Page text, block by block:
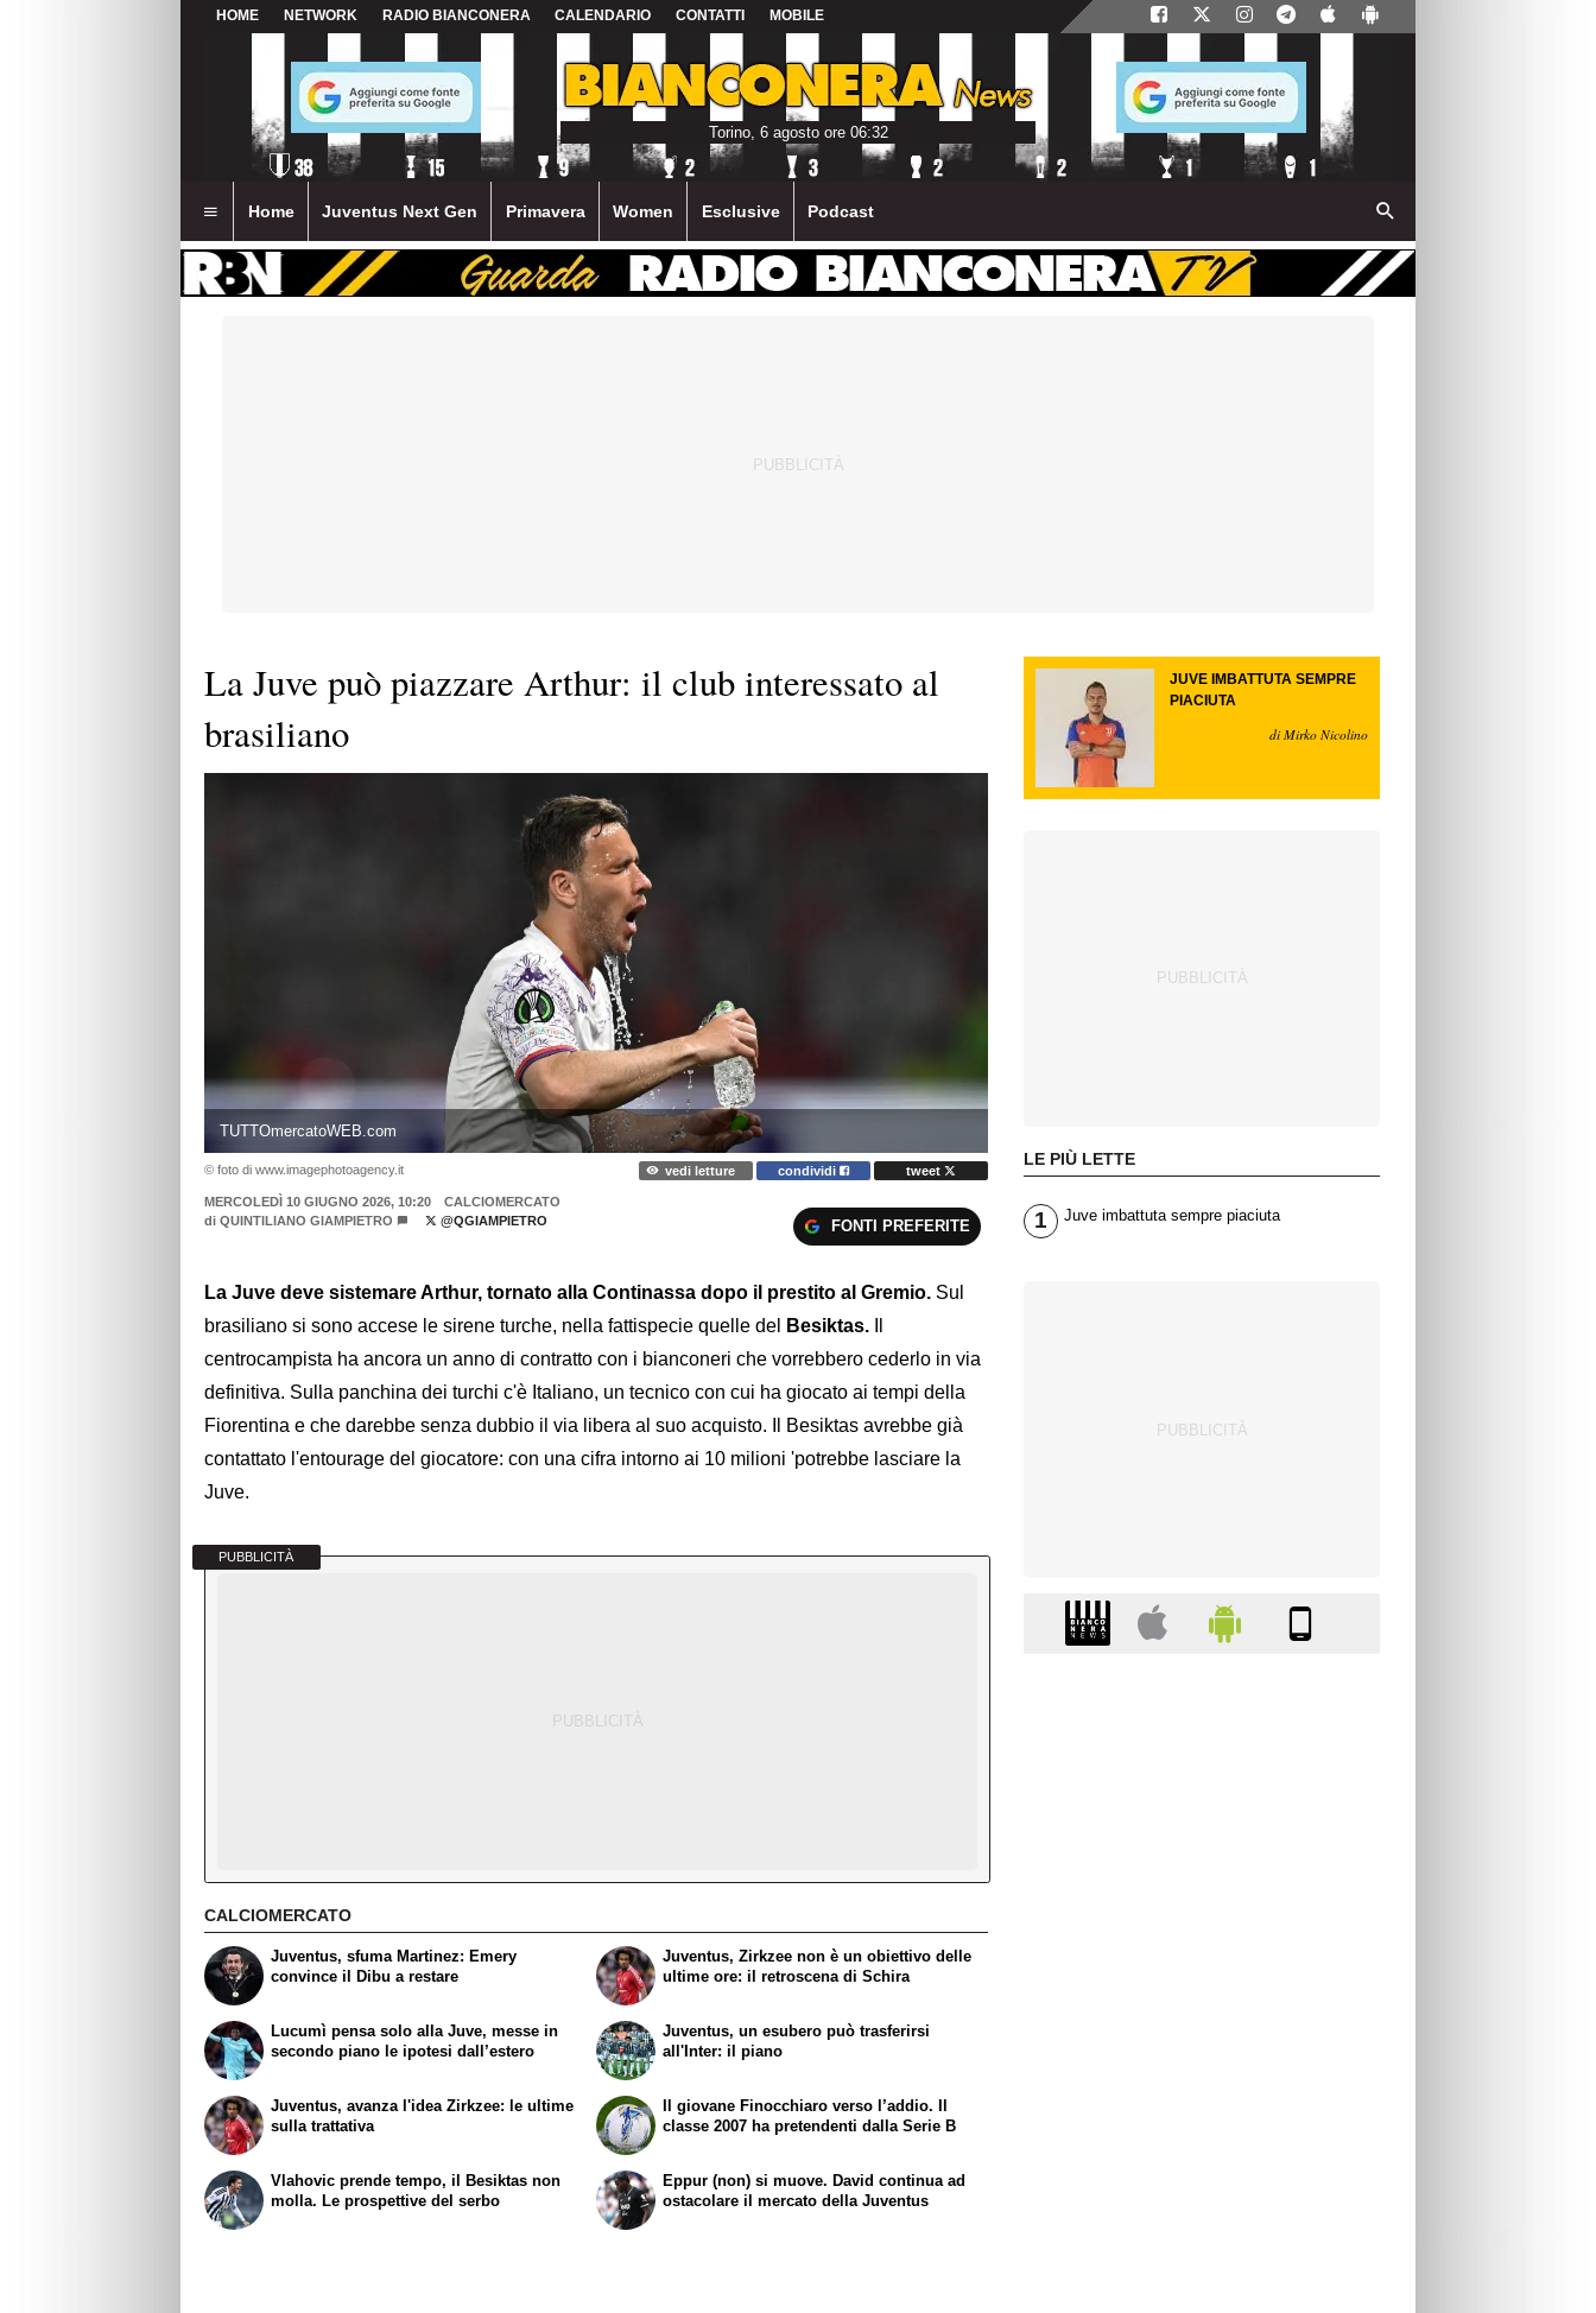
HOME NETWORK RADIO BIANCONERA CALENDARIO CONTATTI MOBILE
Torino, 6 agosto ore 06:32
Home Juventus Next Gen Primavera Women Esclusive Podcast
La Juve può piazzare Arthur: il club interessato al
brasiliano
TUTTOmercatoWEB.com
© foto di www.imagephotoagency.it vedi letture condividi tweet
MERCOLEDÌ 10 GIUGNO 2026, 10:20
CALCIOMERCATO
di QUINTILIANO GIAMPIETRO @QGIAMPIETRO FONTI PREFERITE
La Juve deve sistemare Arthur, tornato alla Continassa dopo il prestito al Gremio. Sul
brasiliano si sono accese le sirene turche, nella fattispecie quelle del
Besiktas.
centrocampista ha ancora un anno di contratto con i bianconeri che vorrebbero cederlo in via
definitiva. Sulla panchina dei turchi c'è Italiano, un tecnico con cui ha giocato ai tempi della
Fiorentina e che darebbe senza dubbio il via libera al suo acquisto. Il Besiktas avrebbe già
contattato l'entourage del giocatore: con una cifra intorno ai 10 milioni 'potrebbe lasciare la
Juve.
PUBBLICITÀ
CALCIOMERCATO
Juventus, sfuma Martinez: Emery
convince il Dibu a restare
Lucumì pensa solo alla Juve, messe in
secondo piano le ipotesi dall’estero
Juventus, Zirkzee non è un obiettivo delle
ultime ore: il retroscena di Schira
Juventus, un esubero può trasferirsi
all'Inter: il piano
Juventus, avanza l'idea Zirkzee: le ultime
sulla trattativa
Vlahovic prende tempo, il Besiktas non
molla. Le prospettive del serbo
Il giovane Finocchiaro verso l’addio. Il
classe 2007 ha pretendenti dalla Serie B
Eppur (non) si muove. David continua ad
ostacolare il mercato della Juventus
JUVE IMBATTUTA SEMPRE
PIACIUTA
di Mirko Nicolino
LE PIÙ LETTE
1 Juve imbattuta sempre piaciuta